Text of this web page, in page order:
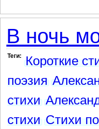
В ночь
Теги: Короткие
поэзия
стихи
стихи Стихи